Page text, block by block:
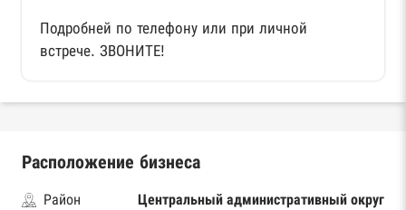
Подробней по телефону или при личной
встрече. ЗВОНИТЕ!
Расположение бизнеса
Район
Центральный административный округ